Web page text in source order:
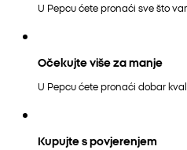
U Pepcu ćete pronaći sve što
Očekujte više za manje
U Pepcu ćete pronaći dobar
Kupujte s povjerenjem